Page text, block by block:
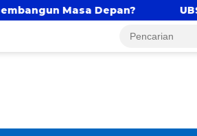
UBSI dan UNTAN Perkuat